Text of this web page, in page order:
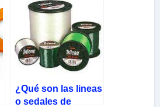
¿Qué son las lineas
o sedales de